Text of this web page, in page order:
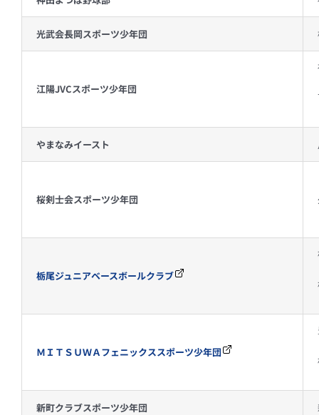
光武会長岡スポーツ少年団
江陽JVCスポーツ少年団
やまなみイースト
桜剣士会スポーツ少年団
栃尾ジュニアベースボールクラブ
ＭＩＴＳＵＷＡフェニックススポーツ少年団
新町クラブスポーツ少年団